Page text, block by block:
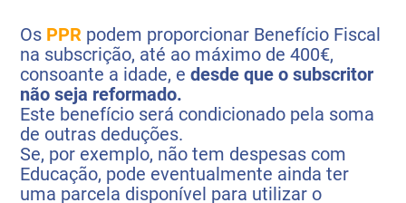
Os PPR podem proporcionar Benefício Fiscal
na subscrição, até ao máximo de 400€,
consoante a idade, edesde que o subscritor
não seja reformado.
Este benefício será condicionado pela soma
de outras deduções.
Se, por exemplo, não tem despesas com
Educação, pode eventualmente ainda ter
uma parcela disponível para utilizar o